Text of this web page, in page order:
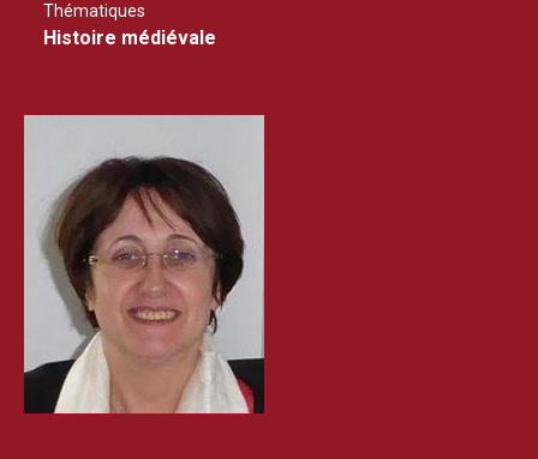
Thématiques
Histoire médiévale